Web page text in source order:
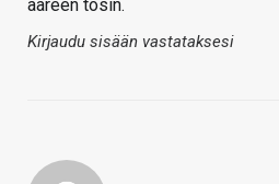
ääreen tosin.
Kirjaudu sisään vastataksesi